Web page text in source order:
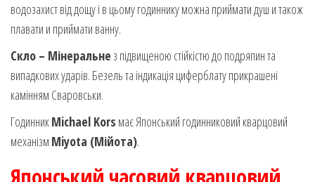
водозахист від дощу і в цьому годиннику можна приймати душ и також
плавати и приймати ванну.
Скло – Мінеральнез підвищеною стійкістю до подряпин та
випадкових ударів. Безель та індикація циферблату прикрашені
камінням Сваровськи.
ГодинникMichael Kors має Японський годинниковий кварцовий
механізм Miyota (Мійота).